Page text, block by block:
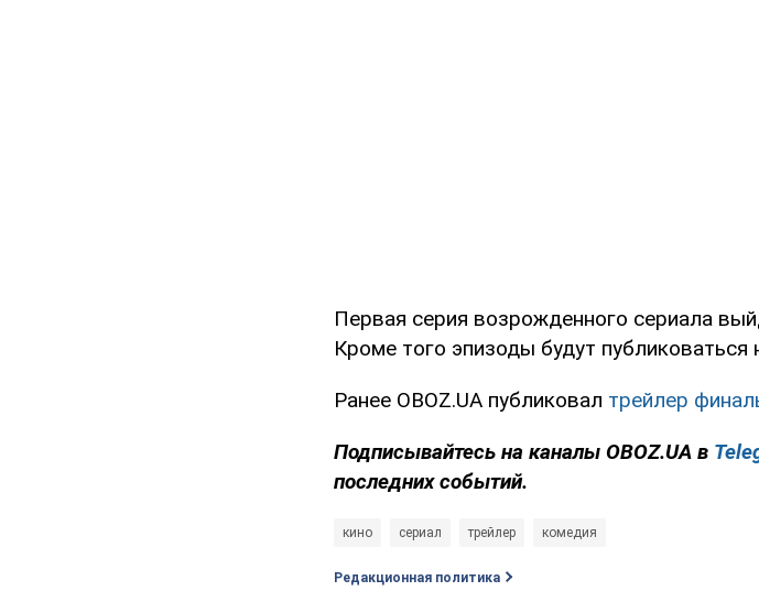
Первая серия возрожденного сериала
Кроме того эпизоды будут
Ранее OBOZ.UA публиковал трейлер
Подписывайтесь на каналы OBOZ.UA в
последних событий.
кино сериал трейлер комедия
Редакционная политика